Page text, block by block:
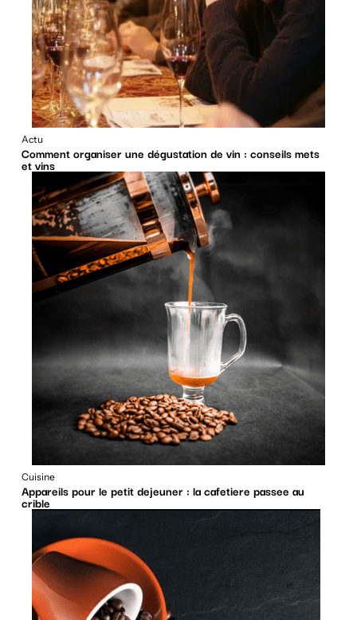
Actu
Comment organiser une dégustation de vin : conseils mets
et vins
Cuisine
Appareils pour le petit dejeuner : la cafetiere passee au
crible